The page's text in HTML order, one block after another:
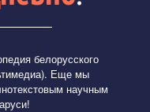
белорусского
Еще мы
научным